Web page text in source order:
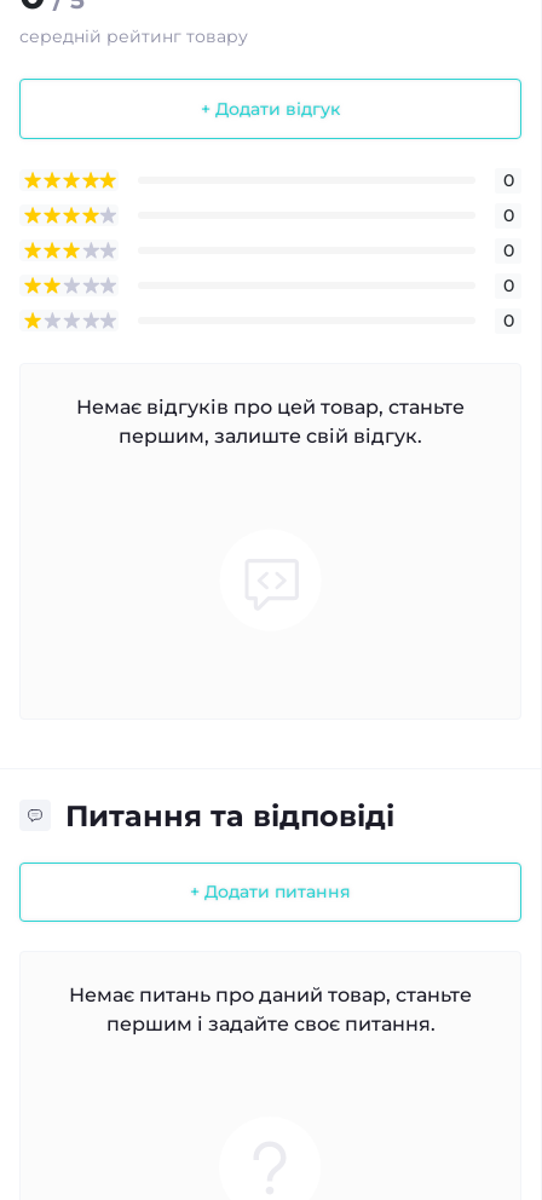
середній рейтинг товару
+ Додати відгук
0
0
0
0
0
Немає відгуків про цей товар, станьте
першим, залиште свій відгук.
Питання та відповіді
+ Додати питання
Немає питань про даний товар, станьте
першим і задайте своє питання.